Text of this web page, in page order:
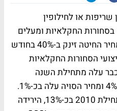
או לחילופין
בסחורות החקלאיות ומעלים
חדות את מחיריהן . לדוגמא, מחיר החיטה זינק ב-40% בחודש
הסחורות החקלאיות
החיטה כבר עלה מתחילת השנה
בכ-11%, מחיר התירס ירד בכ-4% ומחיר הסויה עלה בכ-1%.
לעומתם, מחיר הסוכר נפל מתחילת 2010 בכ-13%, הירידה